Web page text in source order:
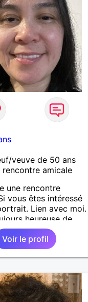
veuve de 50 ans
rencontre amicale
une rencontre
vous êtes intéressé
Lien avec moi.
heureuse de
Voir le profil